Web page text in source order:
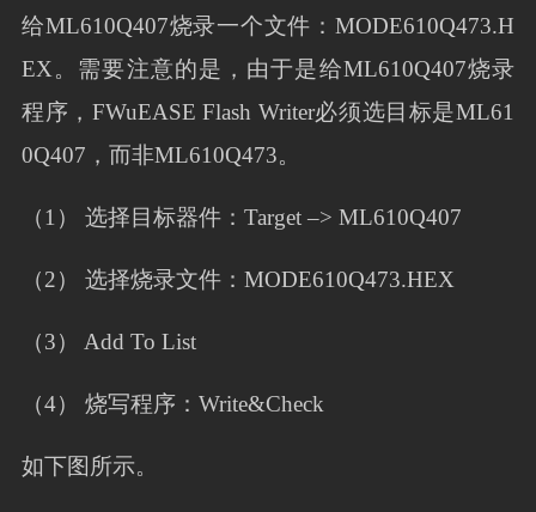
给ML610Q407烧录一个文件：MODE610Q473.H
EX。需要注意的是，由于是给ML610Q407烧录
程序，FWuEASE Flash Writer必须选目标是ML61
0Q407，而非ML610Q473。
（1） 选择目标器件：Target –> ML610Q407
（2） 选择烧录文件：MODE610Q473.HEX
（3） Add To List
（4） 烧写程序：Write&Check
如下图所示。